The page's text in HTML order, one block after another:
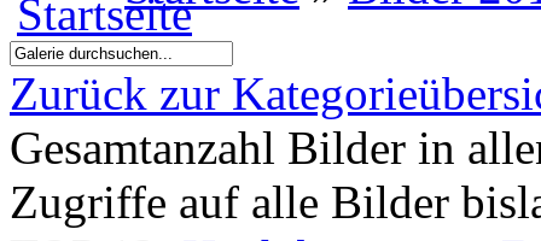
Zurück zur
Gesamtanzahl Bilder in
Zugriffe auf alle Bilder